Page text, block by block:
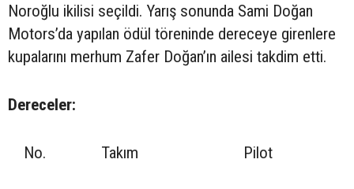
Noroğlu ikilisi seçildi. Yarış sonunda Sami Doğan
Motors’da yapılan ödül töreninde dereceye girenlere
kupalarını merhum Zafer Doğan’ın ailesi takdim etti.
Dereceler:
No. Takım Pilot